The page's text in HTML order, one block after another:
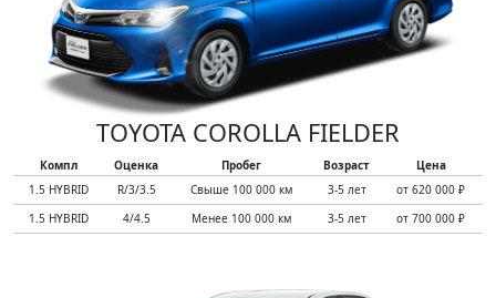
TOYOTA COROLLA FIELDER
Компл Оценка Пробег Возраст
Цена
1.5 HYBRID
R/3/3.5 Свыше 100 000 км 3-5 лет
от 620 000 ₽
1.5 HYBRID
4/4.5 Менее 100 000 км 3-5 лет от 700 000 ₽